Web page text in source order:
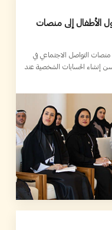
الأطفال إلى منصات
منصات التواصل الاجتماعي في
لسن إنشاء الحسابات الشخصية عند